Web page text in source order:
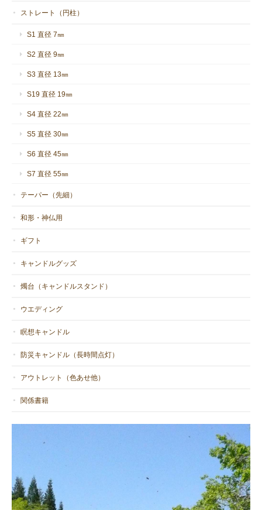
ストレート（円柱）
S1 直径 7㎜
S2 直径 9㎜
S3 直径 13㎜
S19 直径 19㎜
S4 直径 22㎜
S5 直径 30㎜
S6 直径 45㎜
S7 直径 55㎜
テーパー（先細）
和形・神仏用
ギフト
キャンドルグッズ
燭台（キャンドルスタンド）
ウエディング
瞑想キャンドル
防災キャンドル（長時間点灯）
アウトレット（色あせ他）
関係書籍